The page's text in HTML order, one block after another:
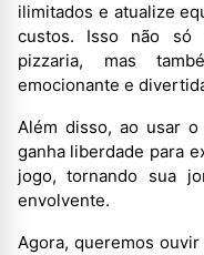
ilimitados e atualize
custos. Isso não só
pizzaria, mas
emocionante e
Além disso, ao usar o
ganha liberdade para
jogo, tornando sua
envolvente.
Agora, queremos